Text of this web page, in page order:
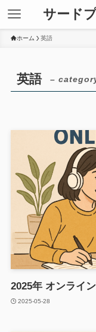
サード
ホーム 英語
英語 –
2025年 オンライ
2025-05-28